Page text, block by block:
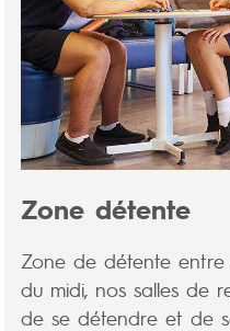
Zone détente
Zone de détente entre
du midi, nos salles de
de se détendre et de